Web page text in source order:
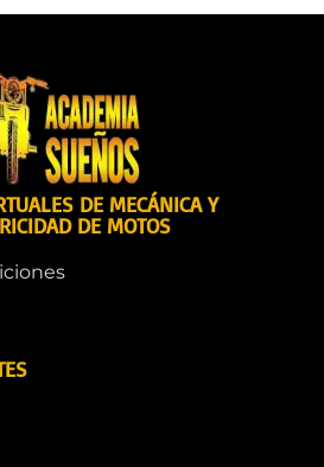
DE MECÁNICA Y
DE MOTOS